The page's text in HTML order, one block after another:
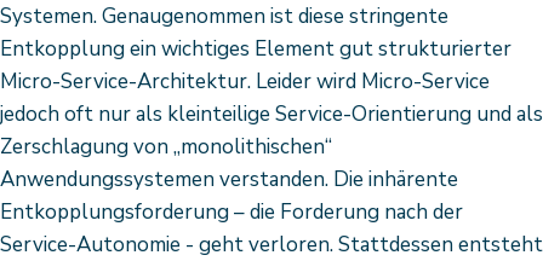
Systemen. Genaugenommen ist diese stringente
Entkopplung ein wichtiges Element gut strukturierter
Micro-Service-Architektur. Leider wird Micro-Service
jedoch oft nur als kleinteilige Service-Orientierung und als
Zerschlagung von „monolithischen“
Anwendungssystemen verstanden. Die inhärente
Entkopplungsforderung – die Forderung nach der
Service-Autonomie - geht verloren. Stattdessen entsteht